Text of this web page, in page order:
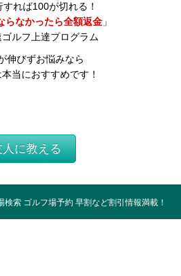
すれば100が切れる！
らなかったら全額返金」
ゴルフ上達プログラム
伸びずお悩みなら
当におすすめです！
人に教える
検索 ゴルフ場予約 早割など割引情報満載！